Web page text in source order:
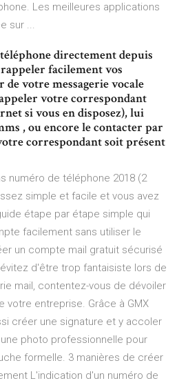
Les meilleures applications
sur ...
directement depuis
rappeler facilement vos
votre messagerie vocale
votre correspondant
si vous en disposez), lui
, ou encore le contacter par
correspondant soit présent
numéro de téléphone 2018 (2
simple et facile et vous avez
étape par étape simple qui
facilement sans utiliser le
un compte mail gratuit sécurisé
évitez d'être trop fantaisiste lors de
mail, contentez-vous de dévoiler
votre entreprise. Grâce à GMX
créer une signature et y accoler
photo professionnelle pour
formelle. 3 manières de créer
L'indication d'un numéro de